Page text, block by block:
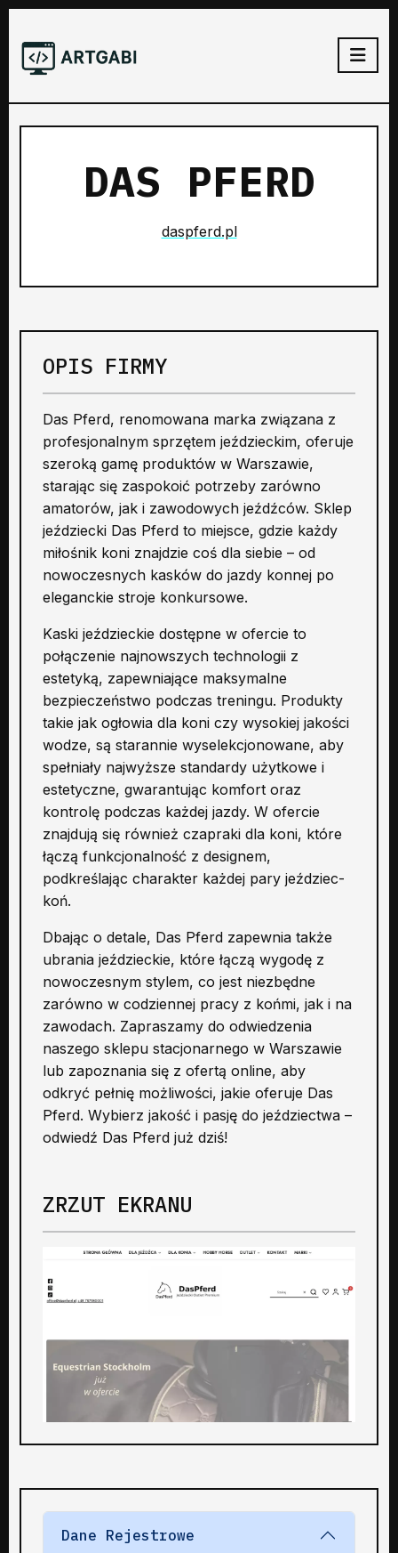
DAS PFERD
daspferd.pl
OPIS FIRMY
Das Pferd, renomowana marka związana z
profesjonalnym sprzętem jeździeckim, oferuje
szeroką gamę produktów w Warszawie,
starając się zaspokoić potrzeby zarówno
amatorów, jak i zawodowych jeźdźców. Sklep
jeździecki Das Pferd to miejsce, gdzie każdy
miłośnik koni znajdzie coś dla siebie – od
nowoczesnych kasków do jazdy konnej po
eleganckie stroje konkursowe.
Kaski jeździeckie dostępne w ofercie to
połączenie najnowszych technologii z
estetyką, zapewniające maksymalne
bezpieczeństwo podczas treningu. Produkty
takie jak ogłowia dla koni czy wysokiej jakości
wodze, są starannie wyselekcjonowane, aby
spełniały najwyższe standardy użytkowe i
estetyczne, gwarantując komfort oraz
kontrolę podczas każdej jazdy. W ofercie
znajdują się również czapraki dla koni, które
łączą funkcjonalność z designem,
podkreślając charakter każdej pary jeździec-
koń.
Dbając o detale, Das Pferd zapewnia także
ubrania jeździeckie, które łączą wygodę z
nowoczesnym stylem, co jest niezbędne
zarówno w codziennej pracy z końmi, jak i na
zawodach. Zapraszamy do odwiedzenia
naszego sklepu stacjonarnego w Warszawie
lub zapoznania się z ofertą online, aby
odkryć pełnię możliwości, jakie oferuje Das
Pferd. Wybierz jakość i pasję do jeździectwa –
odwiedź Das Pferd już dziś!
ZRZUT EKRANU
Dane Rejestrowe